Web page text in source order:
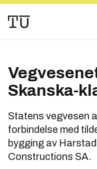
Skanska-
Statens vegvesen
forbindelse med
bygging av
Constructions SA.